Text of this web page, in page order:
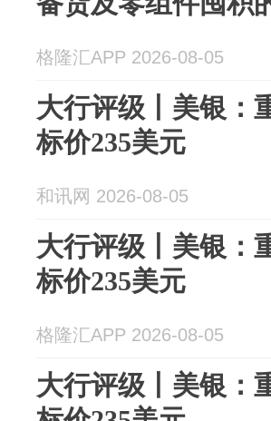
格隆汇APP 2026-08-05
大行评级丨美银：
标价235美元
和讯网 2026-08-05
大行评级丨美银：
标价235美元
格隆汇APP 2026-08-05
大行评级丨美银：